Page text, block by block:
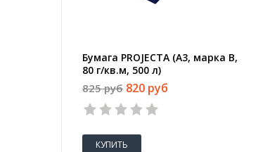
Бумага PROJECTA (А3, марка В,
80 г/кв.м, 500 л)
825 руб 820 руб
КУПИТЬ